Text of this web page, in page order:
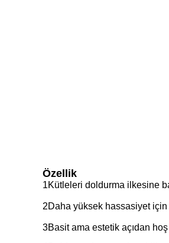
Özellik
1Kütleleri doldurma ilkesine
2Daha yüksek hassasiyet
3Basit ama estetik açıdan